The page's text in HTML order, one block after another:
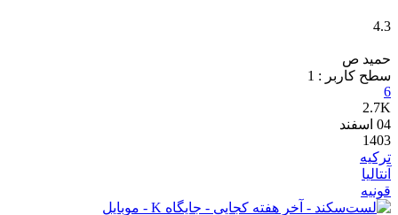
4.3
حمید ص
سطح کاربر : 1
6
2.7K
04 اسفند
1403
ترکیه
آنتالیا
قونیه